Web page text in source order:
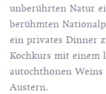
unberührten Natur
berühmten
ein privates Dinner
Kochkurs mit einem
autochthonen
Austern.